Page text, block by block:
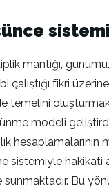
mantığı,
fikri
temelini
modeli
sistemiyle
Bu